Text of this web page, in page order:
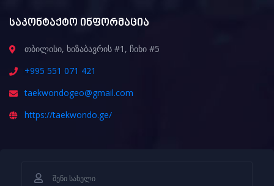
საკონტაქტო ინფორმაცია
თბილისი, ხიზაბავრის #1, ჩიხი #5
+995 551 071 421
taekwondogeo@gmail.com
https://taekwondo.ge/